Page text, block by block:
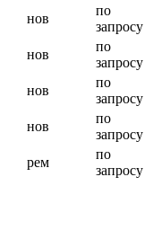
нов
по
запросу
нов
по
запросу
нов
по
запросу
нов
по
запросу
рем
по
запросу